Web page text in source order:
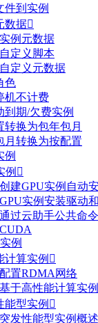
件到实例
数据
实例元数据
自定义脚本
自定义元数据
色
机不计费
到期/欠费实例
转换为包年包月
月转换为按配置
例
例 
创建GPU实例自动
GPU实例安装驱动
通过云助手公共命
CUDA
例
计算实例 
配置RDMA网络
基于高性能计算实
能型实例 
突发性能型实例概述